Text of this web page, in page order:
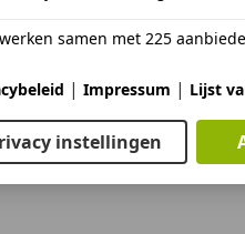
samen met 225
| Impressum | Lijst
instellingen